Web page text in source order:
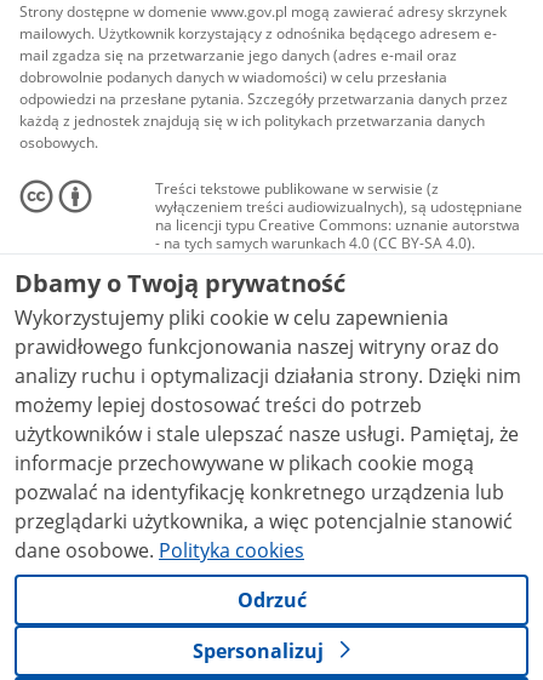
Strony dostępne w domenie www.gov.pl mogą zawierać adresy skrzynek
mailowych. Użytkownik korzystający z odnośnika będącego adresem e-
mail zgadza się na przetwarzanie jego danych (adres e-mail oraz
dobrowolnie podanych danych w wiadomości) w celu przesłania
odpowiedzi na przesłane pytania. Szczegóły przetwarzania danych przez
każdą z jednostek znajdują się w ich politykach przetwarzania danych
osobowych.
Treści tekstowe publikowane w serwisie (z
wyłączeniem treści audiowizualnych), są udostępniane
na licencji typu Creative Commons: uznanie autorstwa
- na tych samych warunkach 4.0 (CC BY-SA 4.0).
Materiały audiowizualne, w tym zdjęcia, materiały
audio i wideo, są udostępniane na licencji typu
Creative Commons: uznanie autorstwa użycie
niekomercyjne - bez utworów zależnych 4.0 (CC BY-
NC-ND 4.0), o ile nie jest to stwierdzone inaczej.
Dbamy o Twoją prywatność
Wykorzystujemy pliki cookie w celu zapewnienia
prawidłowego funkcjonowania naszej witryny oraz do
analizy ruchu i optymalizacji działania strony. Dzięki nim
możemy lepiej dostosować treści do potrzeb
użytkowników i stale ulepszać nasze usługi. Pamiętaj, że
informacje przechowywane w plikach cookie mogą
pozwalać na identyfikację konkretnego urządzenia lub
przeglądarki użytkownika, a więc potencjalnie stanowić
dane osobowe. Polityka cookies
Odrzuć
Spersonalizuj